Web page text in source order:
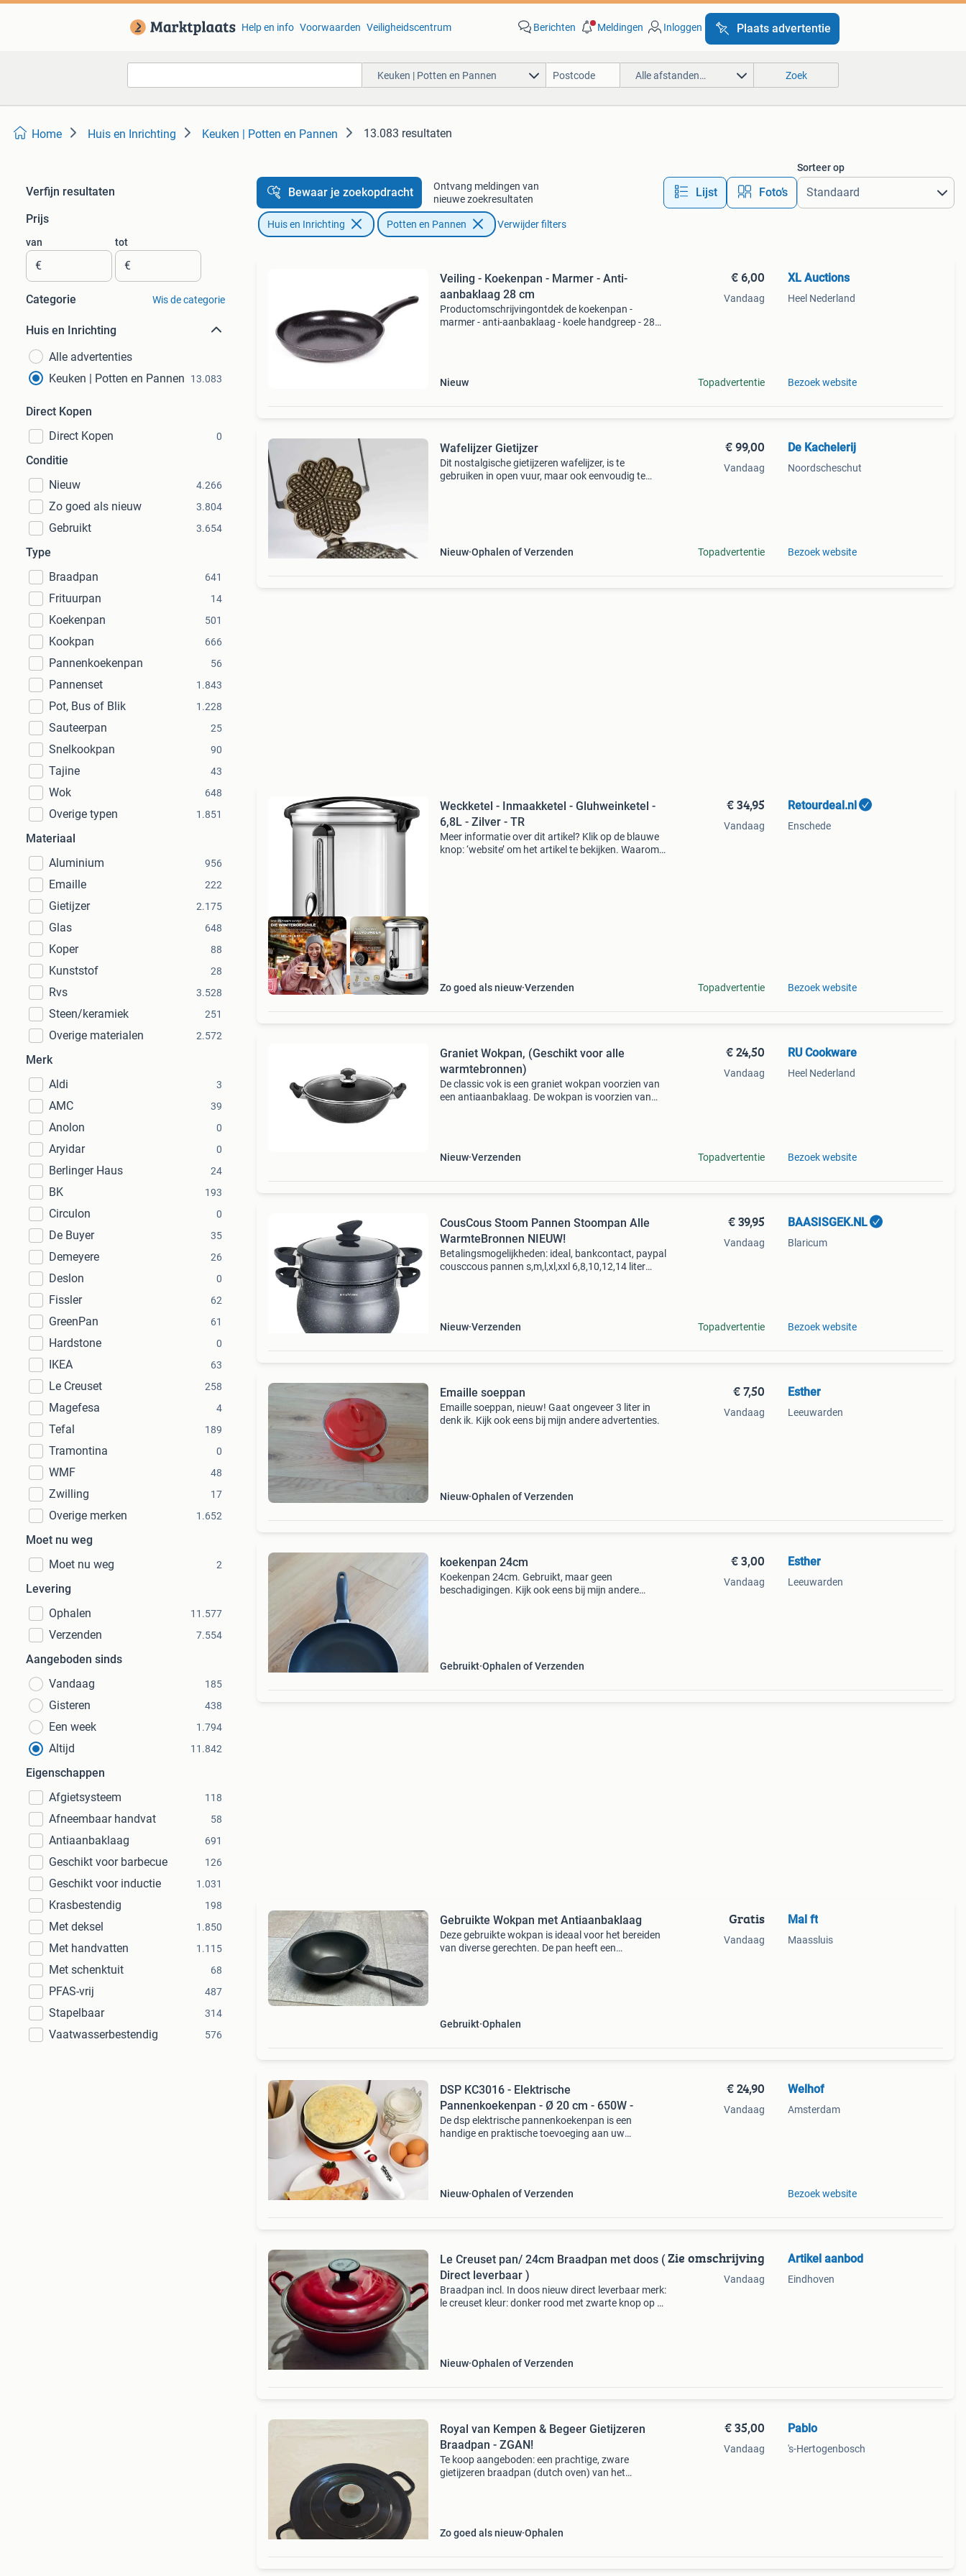
Help en info Voorwaarden Veiligheidscentrum Berichten Meldingen Inloggen Plaats advertentie
Keuken | Potten en Pannen Alle afstanden… Zoek
Home Huis en Inrichting Keuken | Potten en Pannen 13.083 resultaten
Verfijn resultaten
Prijs
van
€
tot
€
Categorie Wis de categorie
Huis en Inrichting
Alle advertenties
Keuken | Potten en Pannen
13.083
Direct Kopen
Direct Kopen
0
Conditie
Nieuw
4.266
Zo goed als nieuw 3.804
Gebruikt 3.654
Type
Braadpan
641
Frituurpan 14
Koekenpan 501
Kookpan 666
Pannenkoekenpan 56
Pannenset 1.843
Pot, Bus of Blik 1.228
Sauteerpan 25
Snelkookpan 90
Tajine 43
Wok 648
Overige typen 1.851
Materiaal
Aluminium
956
Emaille 222
Gietijzer 2.175
Glas 648
Koper 88
Kunststof 28
Rvs 3.528
Steen/keramiek 251
Overige materialen 2.572
Merk
Aldi
3
AMC 39
Anolon 0
Aryidar 0
Berlinger Haus 24
BK 193
Circulon 0
De Buyer 35
Demeyere 26
Deslon 0
Fissler 62
GreenPan 61
Hardstone 0
IKEA 63
Le Creuset 258
Magefesa 4
Tefal 189
Tramontina 0
WMF 48
Zwilling 17
Overige merken 1.652
Moet nu weg
Moet nu weg
2
Levering
Ophalen
11.577
Verzenden 7.554
Aangeboden sinds
Vandaag
185
Gisteren 438
Een week 1.794
Altijd 11.842
Eigenschappen
Afgietsysteem
118
Afneembaar handvat 58
Antiaanbaklaag 691
Geschikt voor barbecue 126
Geschikt voor inductie 1.031
Krasbestendig 198
Met deksel 1.850
Met handvatten 1.115
Met schenktuit 68
PFAS-vrij 487
Stapelbaar 314
Vaatwasserbestendig 576
Bewaar je zoekopdracht
Ontvang meldingen van
nieuwe zoekresultaten
Lijst Foto’s
Sorteer op
Huis en Inrichting Potten en Pannen Verwijder filters
Veiling - Koekenpan - Marmer - Anti-
aanbaklaag 28 cm
Productomschrijvingontdek de koekenpan -
marmer - anti-aanbaklaag - koele handgreep - 28
Nieuw
€ 6,00
Vandaag
Topadvertentie
XL Auctions
Heel Nederland
Bezoek website
Wafelijzer Gietijzer
Dit nostalgische gietijzeren wafelijzer, is te
gebruiken in open vuur, maar ook eenvoudig te
Nieuw Ophalen of Verzenden
€ 99,00
Vandaag
Topadvertentie
De Kachelerij
Noordscheschut
Bezoek website
Retourdeal Korting
Weckketel - Inmaakketel - Gluhweinketel -
6,8L - Zilver - TR
Meer informatie over dit artikel? Klik op de blauwe
knop: ‘website’ om het artikel te bekijken. Waarom
Zo goed als nieuw Verzenden
€ 34,95
Vandaag
Topadvertentie
Retourdeal.nl
Enschede
Bezoek website
Graniet Wokpan, (Geschikt voor alle
warmtebronnen)
De classic vok is een graniet wokpan voorzien van
een antiaanbaklaag. De wokpan is voorzien van
Nieuw Verzenden
€ 24,50
Vandaag
Topadvertentie
RU Cookware
Heel Nederland
Bezoek website
CousCous Stoom Pannen Stoompan Alle
WarmteBronnen NIEUW!
Betalingsmogelijkheden: ideal, bankcontact, paypal
cousccous pannen s,m,l,xl,xxl 6,8,10,12,14 liter
Nieuw Verzenden
€ 39,95
Vandaag
Topadvertentie
BAASISGEK.NL
Blaricum
Bezoek website
Emaille soeppan
Emaille soeppan, nieuw! Gaat ongeveer 3 liter in
denk ik. Kijk ook eens bij mijn andere advertenties.
Nieuw Ophalen of Verzenden
€ 7,50
Vandaag
Esther
Leeuwarden
koekenpan 24cm
Koekenpan 24cm. Gebruikt, maar geen
beschadigingen. Kijk ook eens bij mijn andere
Gebruikt Ophalen of Verzenden
€ 3,00
Vandaag
Esther
Leeuwarden
Gebruikte Wokpan met Antiaanbaklaag
Deze gebruikte wokpan is ideaal voor het bereiden
van diverse gerechten. De pan heeft een
Gebruikt Ophalen
Gratis
Vandaag
Mal ft
Maassluis
DSP KC3016 - Elektrische
Pannenkoekenpan - Ø 20 cm - 650W -
De dsp elektrische pannenkoekenpan is een
handige en praktische toevoeging aan uw
Nieuw Ophalen of Verzenden
€ 24,90
Vandaag
Welhof
Amsterdam
Bezoek website
Le Creuset pan/ 24cm Braadpan met doos (
Direct leverbaar )
Braadpan incl. In doos nieuw direct leverbaar merk:
le creuset kleur: donker rood met zwarte knop op de
Nieuw Ophalen of Verzenden
Zie omschrijving
Vandaag
Artikel aanbod
Eindhoven
Royal van Kempen & Begeer Gietijzeren
Braadpan - ZGAN!
Te koop aangeboden: een prachtige, zware
gietijzeren braadpan (dutch oven) van het
Zo goed als nieuw Ophalen
€ 35,00
Vandaag
Pablo
's-Hertogenbosch